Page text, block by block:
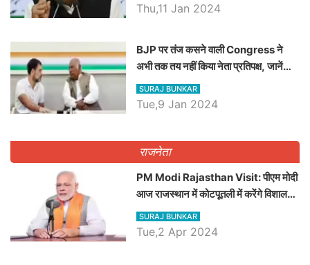
Thu,11 Jan 2024
BJP पर तंज कसने वाली Congress ने
अभी तक तय नहीं किया नेता प्रतिपक्ष, जानें
कौन होगा दावेदार
SURAJ BUNKAR
Tue,9 Jan 2024
राजनेता
PM Modi Rajasthan Visit: पीएम मोदी
आज राजस्थान में कोटपूतली में करेंगे विशाल
रैली, एक सभा से 8 सीटों पर साधेगें निशाना
SURAJ BUNKAR
Tue,2 Apr 2024